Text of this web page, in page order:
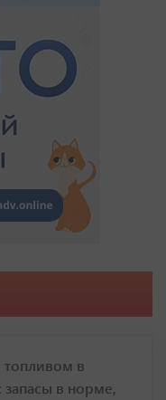
топливом в
в норме,